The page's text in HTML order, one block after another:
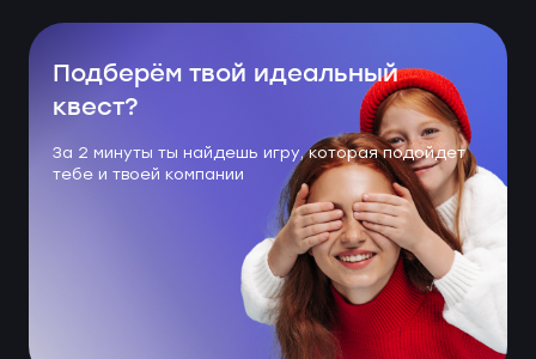
Подберём твой идеальный
квест?
За 2 минуты ты найдешь игру, которая подойдет
тебе и твоей компании